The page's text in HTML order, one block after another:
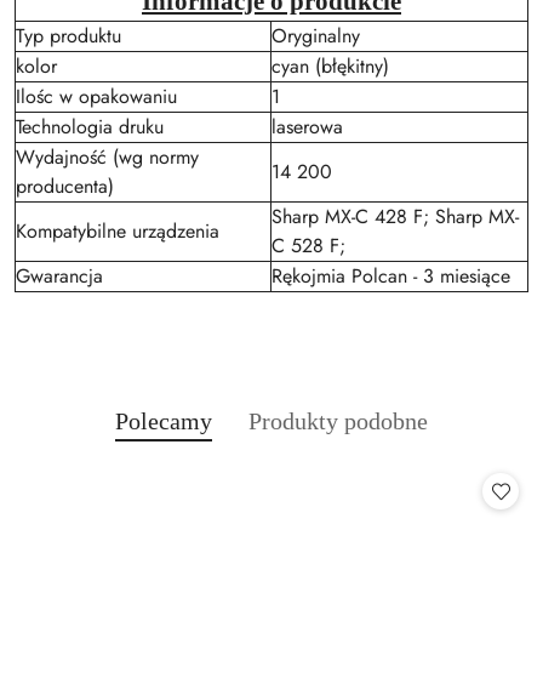
Typ produktu
Oryginalny
kolor
cyan (błękitny)
Ilośc w opakowaniu
1
Technologia druku
laserowa
Wydajność (wg normy
producenta)
14 200
Kompatybilne urządzenia
Sharp MX-C 428 F; Sharp MX-
C 528 F;
Gwarancja
Rękojmia Polcan - 3 miesiące
Pomiń karuzelę produktów
Produkty
Polecamy
Produkty
Produkty podobne